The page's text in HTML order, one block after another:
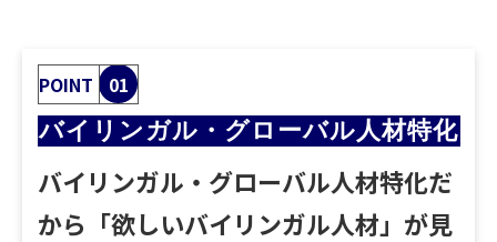
POINT 01
バイリンガル・グローバル人材特化
バイリンガル・グローバル人材特化だ
から「欲しいバイリンガル人材」が見